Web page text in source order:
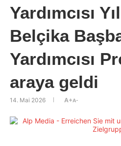
Yardımcısı
Belçika
Yardımcısı
araya geldi
14. Mai 2026 A+A-